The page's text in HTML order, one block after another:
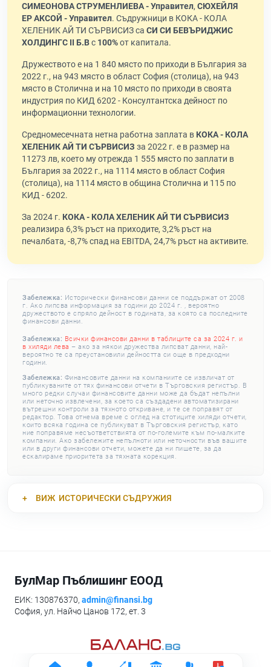
СИМЕОНОВА СТРУМЕНЛИЕВА - Управител, СЮХЕЙЛЯ
ЕР АКСОЙ - Управител. Съдружници в КОКА - КОЛА
ХЕЛЕНИК АЙ ТИ СЪРВИСИЗ са СИ СИ БЕВЪРИДЖИС
ХОЛДИНГС II Б.Вс 100%от капитала.
Дружеството е на 1 840 място по приходи в България за
2022 г., на 943 място в област София (столица), на 943
място в Столична и на 10 място по приходи в своята
индустрия по КИД 6202 - Консултантска дейност по
информационни технологии.
Средномесечната нетна работна заплата в КОКА - КОЛА
ХЕЛЕНИК АЙ ТИ СЪРВИСИЗ за 2022 г. е в размер на
11273 лв, което му отрежда 1 555 място по заплати в
България за 2022 г., на 1114 място в област София
(столица), на 1114 място в община Столична и 115 по
КИД - 6202.
За 2024 г. КОКА - КОЛА ХЕЛЕНИК АЙ ТИ СЪРВИСИЗ
реализира 6,3% ръст на приходите, 3,2% ръст на
печалбата, -8,7% спад на EBITDA, 24,7% ръст на активите.
Забележка: Исторически финансови данни се поддържат от 2008
г. Ако липсва информация за години до 2024 г. , вероятно
дружеството е спряло дейност в годината, за която са последните
финансови данни.
Забележка: Всички финансови данни в таблиците са за 2024 г. и
в хиляди лева – ако за някои дружества липсват данни, най-
вероятно те са преустановили дейността си още в предходни
години.
Забележка: Финансовите данни на компаниите се извличат от
публикуваните от тях финансови отчети в Търговския регистър. В
много редки случаи финансовите данни може да бъдат непълни
или неточно извлечени, за което са създадени автоматизирани
вътрешни контроли за тяхното откриване, и те се поправят от
редактор. Това отнема време с оглед на стотиците хиляди отчети,
които всяка година се публикуват в Търговския регистър, като
ние поправяме несъответствията от по-големите към по-малките
компании. Ако забележите непълноти или неточности във вашите
или в други финансови отчети, можете да ни пишете, за да
ескалираме приоритета за тяхната корекция.
ВИЖ ИСТОРИЧЕСКИ СЪДРУЖИЯ
БулМар Пъблишинг ЕООД
ЕИК: 130876370, admin@finansi.bg
София, ул. Найчо Цанов 172, ет. 3